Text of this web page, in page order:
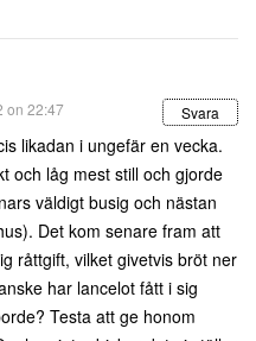
on 22:47 Svara
likadan i ungefär en vecka.
och låg mest still och gjorde
väldigt busig och nästan
Det kom senare fram att
råttgift, vilket givetvis bröt ner
har lancelot fått i sig
Testa att ge honom